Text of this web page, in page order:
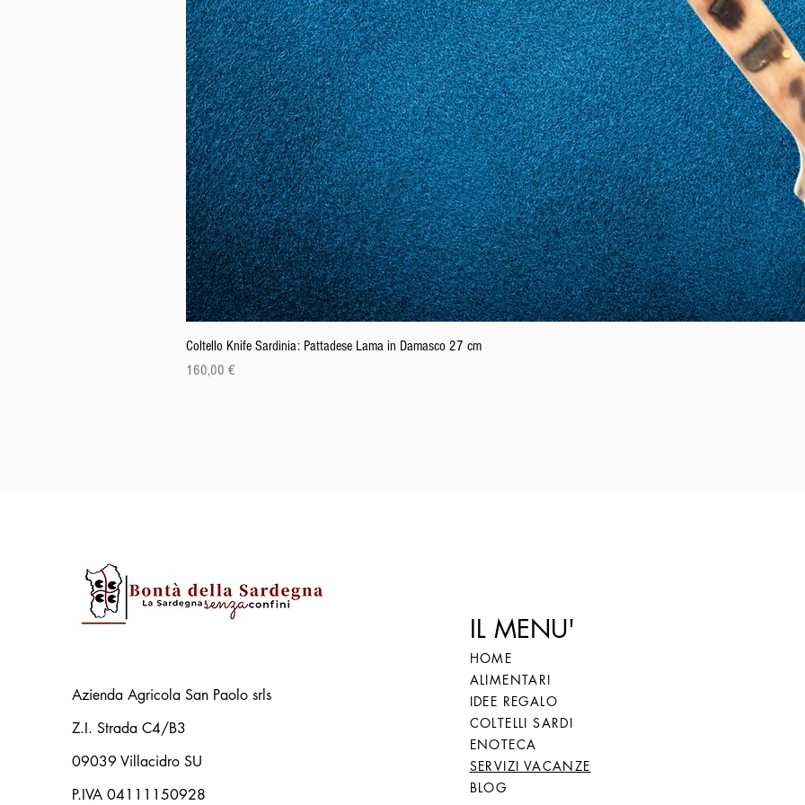
Coltello Knife Sardinia: Pattadese Lama in Damasco 27 cm
Prezzo
160,00 €
Azienda Agricola San Paolo srls
Z.I. Strada C4/B3
09039 Villacidro SU
P.IVA 04111150928
IL MENU'
HOME
ALIMENTARI
IDEE REGALO
COLTELLI SARDI
ENOTECA
SERVIZI VACANZE
BLOG